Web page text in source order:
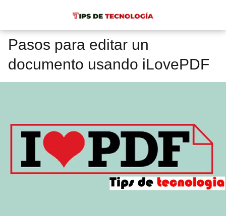
Pasos para editar un
documento usando iLovePDF